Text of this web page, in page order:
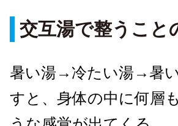
交互湯で整うこと
暑い湯→冷たい湯→暑
すと、身体の中に何層